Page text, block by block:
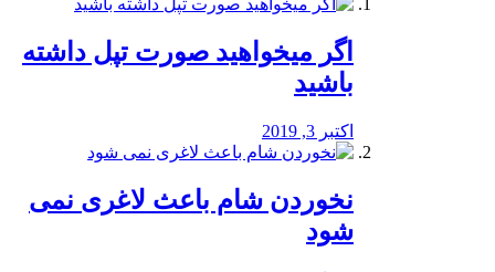
اگر میخواهید صورت تپل داشته
باشید
اکتبر 3, 2019
نخوردن شام باعث لاغری نمی
‌شود